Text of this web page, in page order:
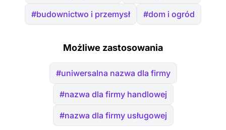
#budownictwo i przemysł #dom i ogród
Możliwe zastosowania
#uniwersalna nazwa dla firmy
#nazwa dla firmy handlowej
#nazwa dla firmy usługowej